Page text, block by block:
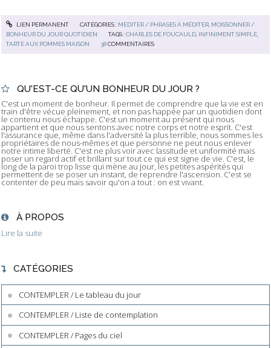
LIEN PERMANENT CATÉGORIES : MEDITER / PHRASES À MÉDITER, MOISSONNER /
BONHEUR DU JOUR QUOTIDIEN
TAGS :CHARLES DE FOUCAULD INFINIMENT SIMPLE
TARTE AUX POMMES MAISON
38 COMMENTAIRES
QU'EST-CE QU'UN BONHEUR DU JOUR ?
C'est un moment de bonheur. Il permet de comprendre que la vie est en
train d'être vécue pleinement, et non pas happée par un quotidien dont
le contenu nous échappe. C'est un moment au présent qui nous
appartient et que nous sentons avec notre corps et notre esprit. C'est
l'assurance que, même dans l'adversité la plus terrible, nous sommes les
propriétaires de nous-mêmes et que personne ne peut nous enlever
notre intime liberté. C'est ne plus voir avec lassitude et uniformité mais
poser un regard actif et brillant sur tout ce qui est signe de vie. C'est, le
long de la paroi trop lisse qui mène au jour, les petites aspérités qui
permettent de se poser un instant, de reprendre l'ascension. C'est se
contenter de peu mais savoir qu'on a tout : on est vivant.
À PROPOS
Lire la suite
CATÉGORIES
CONTEMPLER / Le tableau du jour
CONTEMPLER / Liste de contemplation
CONTEMPLER / Pages du ciel